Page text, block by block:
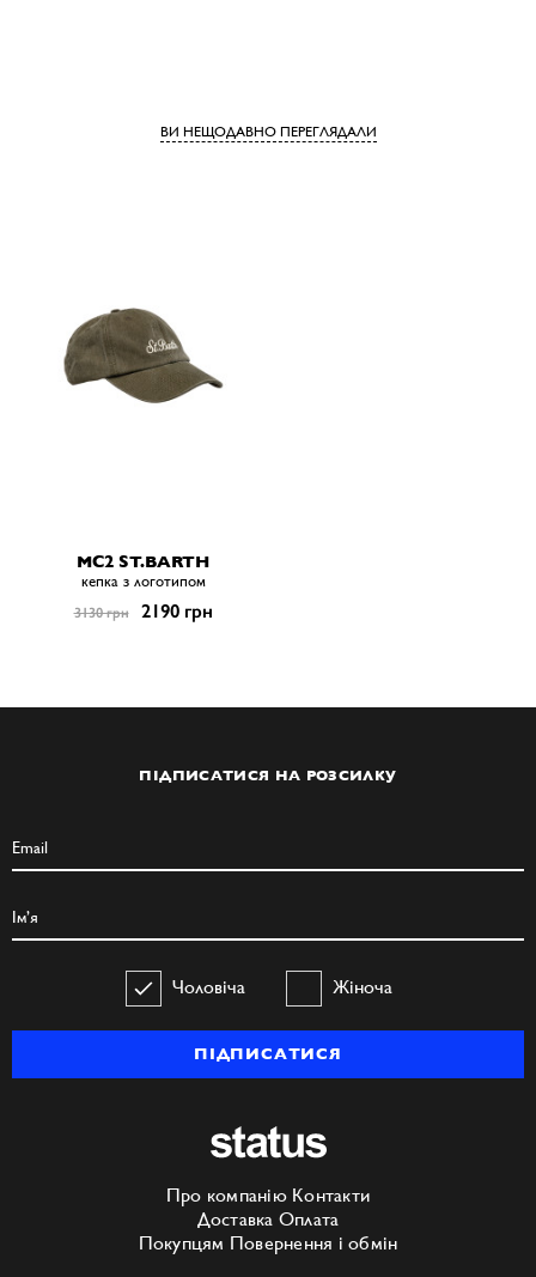
ВИ НЕЩОДАВНО ПЕРЕГЛЯДАЛИ
MC2 ST.BARTH
кепка з логотипом
3130 грн 2190 грн
ПІДПИСАТИСЯ НА РОЗСИЛКУ
Чоловіча Жіноча
ПІДПИСАТИСЯ
Про компанію Контакти
Доставка Оплата
Покупцям Повернення і обмін